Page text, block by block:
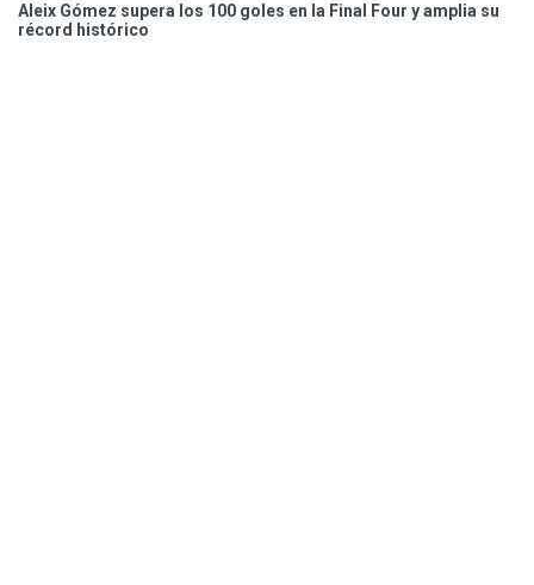
Aleix Gómez supera los 100 goles en la Final Four y amplia su
récord histórico